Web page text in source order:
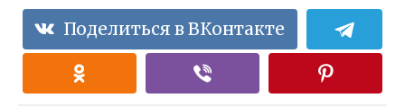
Поделиться в ВКонтакте